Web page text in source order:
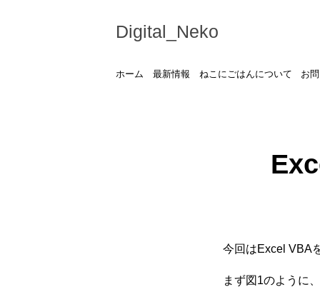
Digital_Neko
ホーム 最新情報 ねこにごはんについて お
今回はExcel VBA
まず図1のように